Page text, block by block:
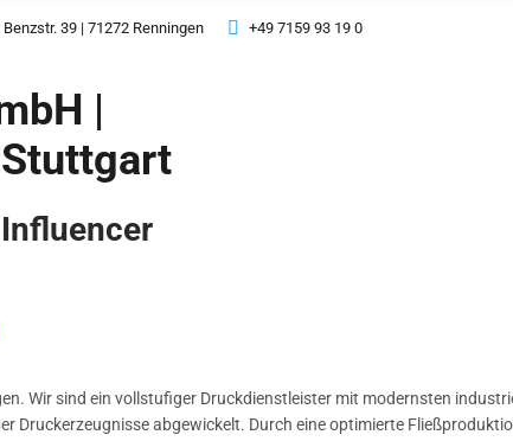
Benzstr. 39 | 71272 Renningen +49 7159 93 19 0
Wir sind ein vollstufiger Druckdienstleister mit modernsten
Druckerzeugnisse abgewickelt. Durch eine optimierte